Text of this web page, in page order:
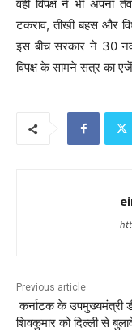
वहीं विपक्ष ने भी अपना
टकराव, तीखी बहस और
इस बीच सरकार ने 30
विपक्ष के सामने सत्र का
Previous article
कर्नाटक के उपमुख्यमंत्री
शिवकुमार को दिल्ली से